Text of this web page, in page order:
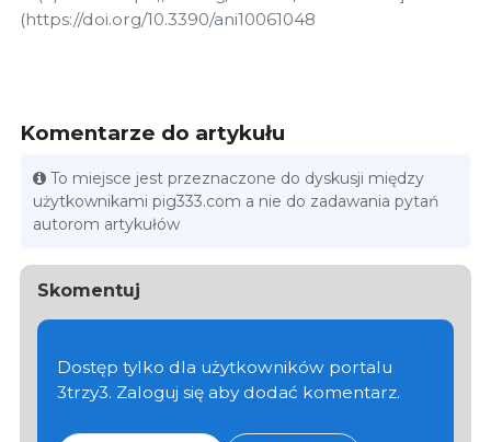
(https://doi.org/10.3390/ani10061048
Komentarze do artykułu
To miejsce jest przeznaczone do dyskusji między
użytkownikami pig333.com a nie do zadawania pytań
autorom artykułów
Skomentuj
Dostęp tylko dla użytkowników portalu
3trzy3. Zaloguj się aby dodać komentarz.